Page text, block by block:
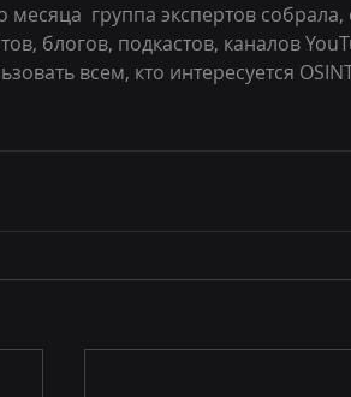
месяца  группа экспертов
блогов, подкастов, каналов
всем, кто интересуется